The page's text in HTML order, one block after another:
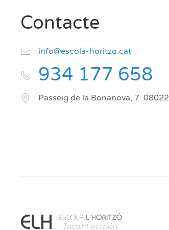
Contacte
info@escola-horitzo.cat
934 177 658
Passeig de la Bonanova, 7 08022